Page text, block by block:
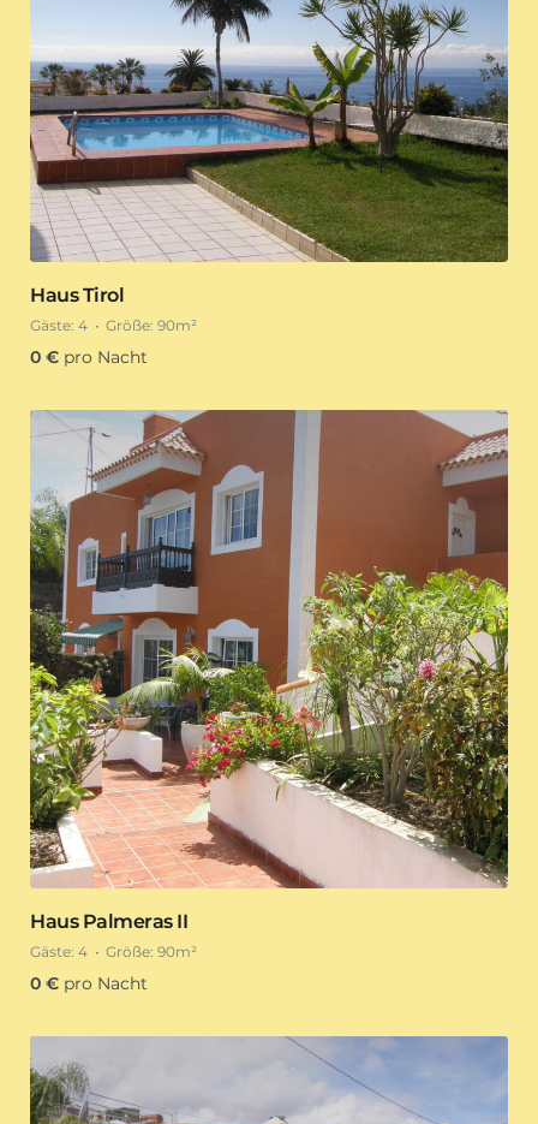
Haus Tirol
Gäste: 4 Größe: 90m²
0 € pro Nacht
Haus Palmeras II
Gäste: 4 Größe: 90m²
0 € pro Nacht